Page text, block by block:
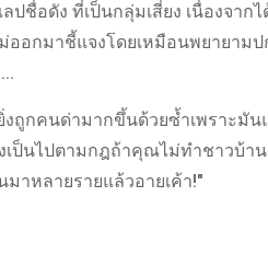
ชื่อดัง ที่เป็นกลุ่มเสี่ยง เนื่องจาก
ออกมาชี้แจงโดยเหมือนพยายาม
ถูกคนด่ามากขึ้นด้วยซ้ำเพราะมัน
ป็นไปตามกฎถ้าคุณไม่ทำชาวบ้า
าหลายรายแล้วอายเค้า!"